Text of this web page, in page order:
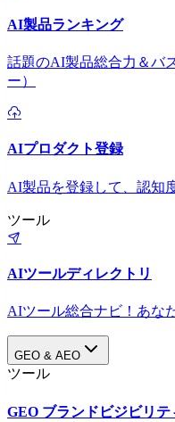
AI製品ランキング
話題のAI製品総合力＆バ
ー）
AIプロダクト登録
AI製品を登録して、認知
ツール
AIツールディレクトリ
AIツール総合ナビ！あな
GEO & AEO
ツール
GEO ブランドビジビリテ